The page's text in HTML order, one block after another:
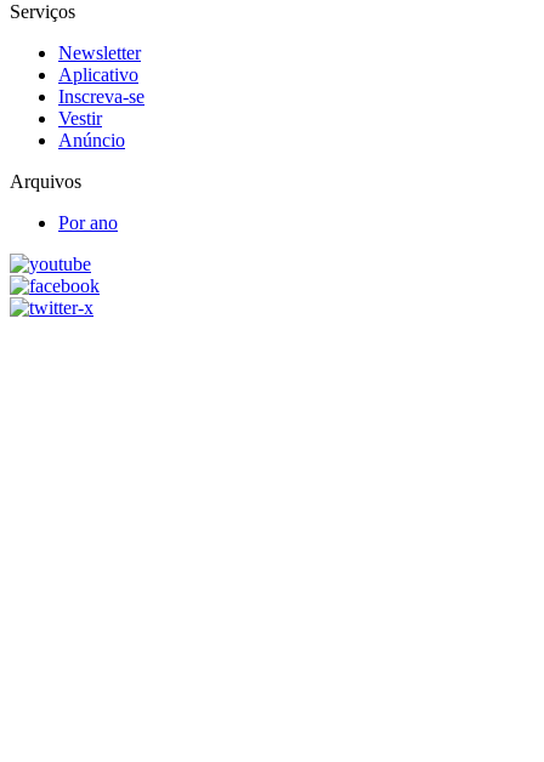
Serviços
Newsletter
Aplicativo
Inscreva-se
Vestir
Anúncio
Arquivos
Por ano